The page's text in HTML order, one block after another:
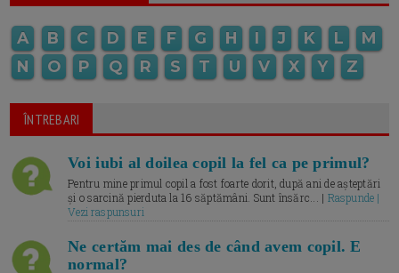
A B C D E F G H I J K L
M
N
O P Q R S T U V X Y Z
ÎNTREBARI
Voi iubi al doilea copil la fel ca pe primul?
Pentru mine primul copil a fost foarte dorit, după ani de așteptări
și o sarcină pierduta la 16 săptămâni. Sunt însărc... | Raspunde |
Vezi raspunsuri
Ne certăm mai des de când avem copil. E
normal?